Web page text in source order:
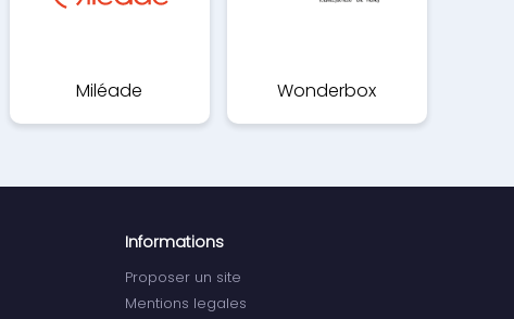
Miléade Wonderbox
Informations
Proposer un site
Mentions legales